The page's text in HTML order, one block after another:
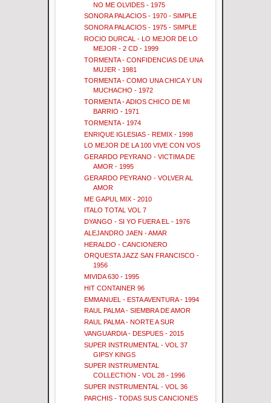
NO ME OLVIDES - 1975
SONORA PALACIOS - 1970 - SIMPLE
SONORA PALACIOS - 1975 - SIMPLE
ROCIO DURCAL - LO MEJOR DE LO
MEJOR - 2 CD - 1999
TORMENTA - CONFIDENCIAS DE UNA
MUJER - 1981
TORMENTA - COMO UNA CHICA Y UN
MUCHACHO - 1972
TORMENTA - ADIOS CHICO DE MI
BARRIO - 1971
TORMENTA - 1974
ENRIQUE IGLESIAS - REMIX - 1998
LO MEJOR DE LA 100 VIVE CON VOS
GERARDO PEYRANO - VICTIMA DE
AMOR - 1995
GERARDO PEYRANO - VOLVER AL
AMOR
ME GAPUL MIX - 2010
ITALO TOTAL VOL 7
DYANGO - SI YO FUERA EL - 1976
ALEJANDRO JAEN - AMAR
HERALDO - CANCIONERO
ORQUESTA JAZZ SAN FRANCISCO -
1956
MIVIDA 630 - 1995
HIT CONTAINER 96
EMMANUEL - ESTA AVENTURA - 1994
RAUL PALMA - SIEMBRA DE AMOR
RAUL PALMA - NORTE A SUR
VANGUARDIA - DESPUES - 2015
SUPER INSTRUMENTAL - VOL 37
GIPSY KINGS
SUPER INSTRUMENTAL
COLLECTION - VOL 28 - 1996
SUPER INSTRUMENTAL - VOL 36
PARCHIS - TODAS SUS CANCIONES